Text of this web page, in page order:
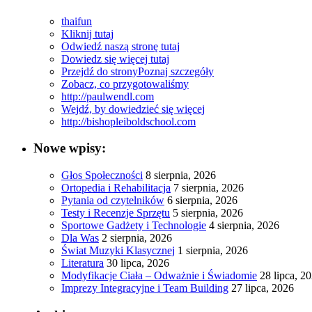
thaifun
Kliknij tutaj
Odwiedź naszą stronę tutaj
Dowiedz się więcej tutaj
Przejdź do stronyPoznaj szczegóły
Zobacz, co przygotowaliśmy
http://paulwendl.com
Wejdź, by dowiedzieć się więcej
http://bishopleiboldschool.com
Nowe wpisy:
Głos Społeczności 8 sierpnia, 2026
Ortopedia i Rehabilitacja 7 sierpnia, 2026
Pytania od czytelników 6 sierpnia, 2026
Testy i Recenzje Sprzętu 5 sierpnia, 2026
Sportowe Gadżety i Technologie 4 sierpnia, 2026
Dla Was 2 sierpnia, 2026
Świat Muzyki Klasycznej 1 sierpnia, 2026
Literatura 30 lipca, 2026
Modyfikacje Ciała – Odważnie i Świadomie 28 lipca,
Imprezy Integracyjne i Team Building 27 lipca, 2026